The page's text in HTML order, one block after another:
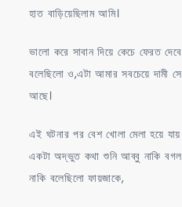
হাত বাড়িয়েছিলাম আমি।
ভালো করে সাবান দিয়ে কেচে ফেরত
বলেছিলো ও,এটা আমার সবচেয়ে দামী
আছে।
এই ঘটনার পর বেশ খোলা মেলা হয়ে
একটা অদ্ভুত কথা শুনি আব্বু নাকি
নাকি বলেছিলো ফায়জাকে,